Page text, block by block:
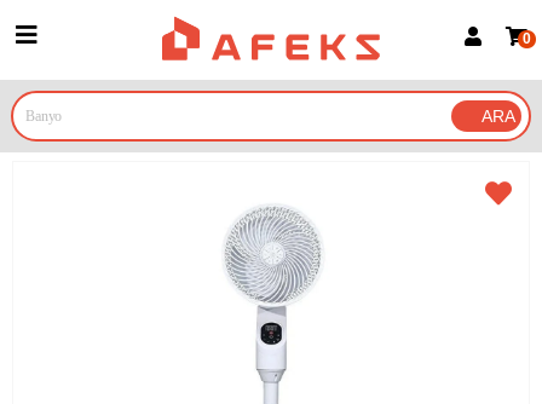
Google İle Bağlan
0